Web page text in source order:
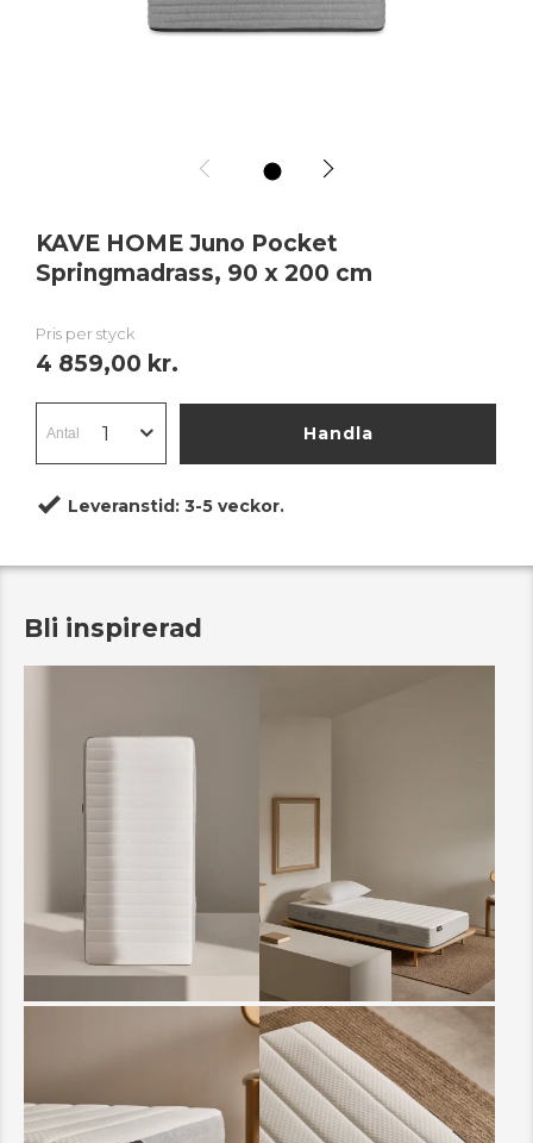
KAVE HOME Juno Pocket
Springmadrass, 90 x 200 cm
Pris per styck
4 859,00 kr.
Handla
Leveranstid: 3-5 veckor.
Bli inspirerad